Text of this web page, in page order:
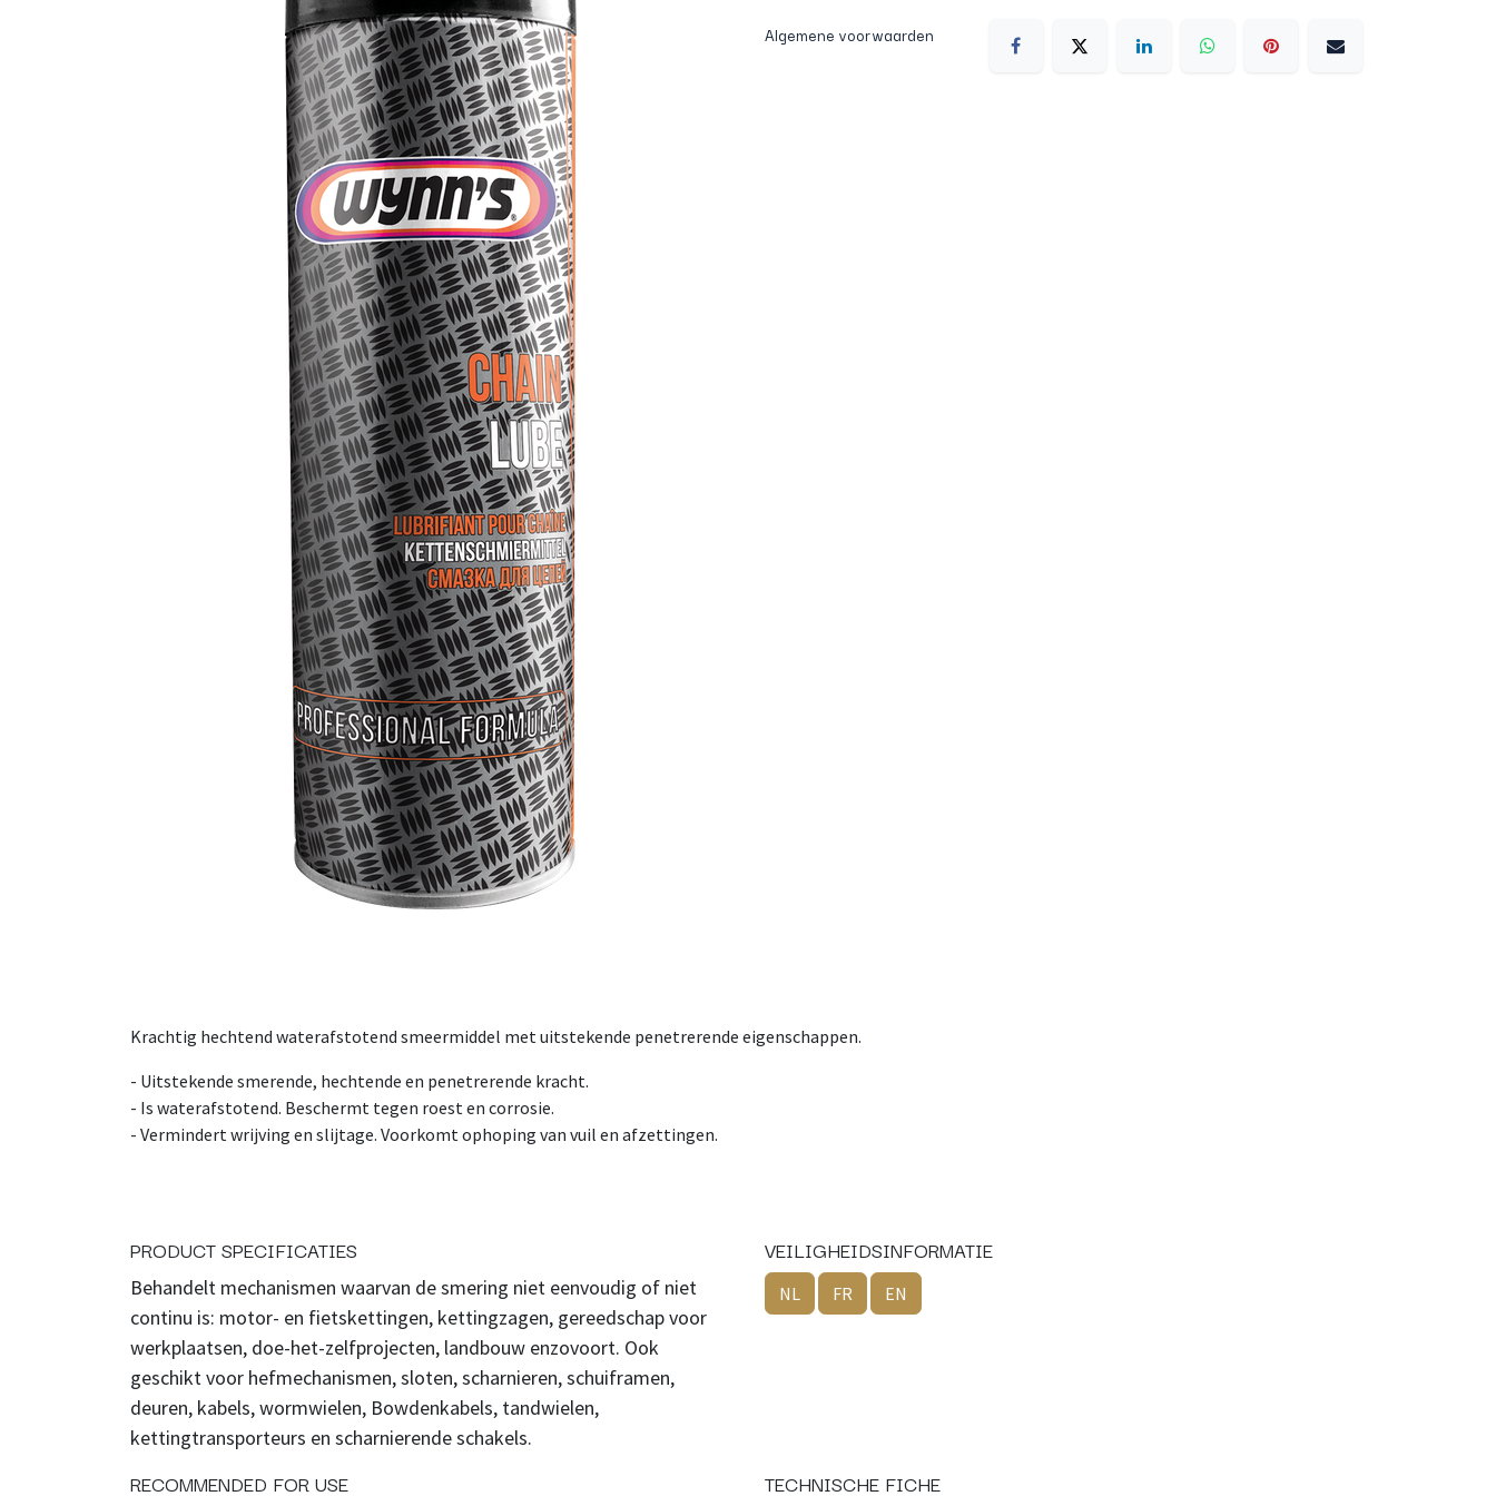
Algemene voorwaarden
Krachtig hechtend waterafstotend smeermiddel met uitstekende penetrerende eigenschappen.
- Uitstekende smerende, hechtende en penetrerende kracht.
- Is waterafstotend. Beschermt tegen roest en corrosie.
- Vermindert wrijving en slijtage. Voorkomt ophoping van vuil en afzettingen.
PRODUCT SPECIFICATIES
Behandelt mechanismen waarvan de smering niet eenvoudig of niet
continu is: motor- en fietskettingen, kettingzagen, gereedschap voor
werkplaatsen, doe-het-zelfprojecten, landbouw enzovoort. Ook
geschikt voor hefmechanismen, sloten, scharnieren, schuiframen,
deuren, kabels, wormwielen, Bowdenkabels, tandwielen,
kettingtransporteurs en scharnierende schakels.
VEILIGHEIDSINFORMATIE
NL FR EN
RECOMMENDED FOR USE TECHNISCHE FICHE